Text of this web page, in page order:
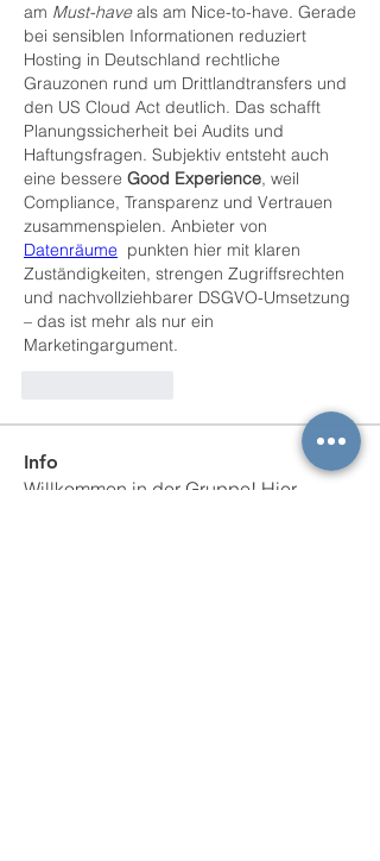
am Must-have als am Nice-to-have. Gerade
bei sensiblen Informationen reduziert
Hosting in Deutschland rechtliche
Grauzonen rund um Drittlandtransfers und
den US Cloud Act deutlich. Das schafft
Planungssicherheit bei Audits und
Haftungsfragen. Subjektiv entsteht auch
eine bessere Good Experience, weil
Compliance, Transparenz und Vertrauen
Datenräume punkten hier mit klaren
Zuständigkeiten, strengen Zugriffsrechten
und nachvollziehbarer DSGVO-Umsetzung
– das ist mehr als nur ein
Marketingargument.
Info
Willkommen in der Gruppe! Hier